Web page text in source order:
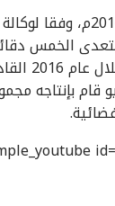
فيديو للقمر في
يتعدى الخمس
لما
قام بإنتاجه